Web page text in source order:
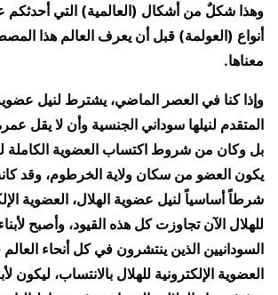
وهذا شكلٌ من أشكال (العالمية) التي أحدثكم
أنواع (العولمة) قبل أن يعرف العالم هذا
معناها.
وإذا كنا في العصر الماضي، يشترط لنيل
بل وكان من شروط اكتساب العضوية الكاملة
يكون العضو من سكان ولاية الخرطوم، وقد
شرطاً أساسياً لنيل عضوية الهلال، العضوية
للهلال الآن تجاوزت كل هذه القيود، وأصبح
السودانيين الذين ينتشرون في كل أنحاء
العضوية الإلكترونية للهلال بالانتساب، ليكون